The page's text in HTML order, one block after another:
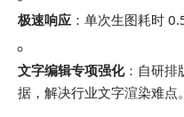
极速响应 ：单次生图耗时
文字编辑专项强化：自研排
据，解决行业文字渲染难点。